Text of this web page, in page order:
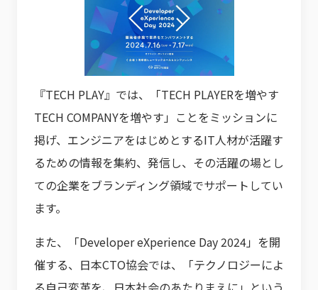
『TECH PLAY』では、「TECH PLAYERを増やす
TECH COMPANYを増やす」ことをミッションに
掲げ、エンジニアをはじめとするIT人材が活躍す
るための情報を集約、発信し、その活躍の場とし
ての企業をブランディング領域でサポートしてい
ます。
また、「Developer eXperience Day 2024」を開
催する、日本CTO協会では、「テクノロジーによ